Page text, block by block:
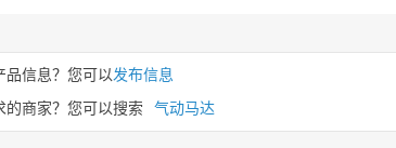
品信息？您可以发布信息
的商家？您可以搜索 气动马达